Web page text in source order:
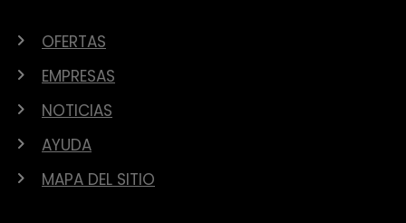
OFERTAS
EMPRESAS
NOTICIAS
AYUDA
MAPA DEL SITIO